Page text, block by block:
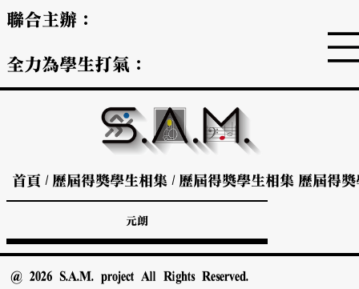
聯合主辦：
全力為學生打氣：
首頁 / 歷屆得獎學生相集 / 歷屆得獎學生相集 歷屆得
元朗
@ 2026 S.A.M. project All Rights Reserved.